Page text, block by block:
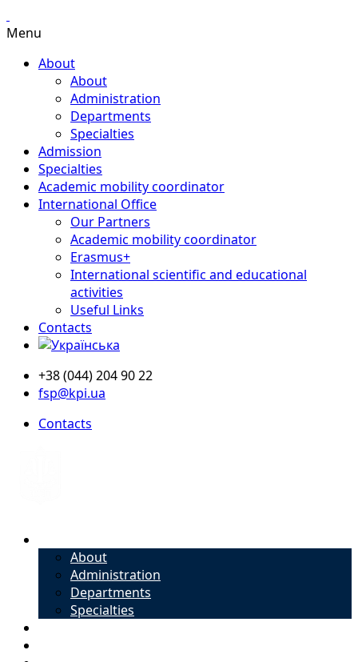
Menu
About
About
Administration
Departments
Specialties
Admission
Specialties
Academic mobility coordinator
International Office
Our Partners
Academic mobility coordinator
Erasmus+
International scientific and educational
activities
Useful Links
Contacts
+38 (044) 204 90 22
fsp@kpi.ua
Contacts
About
Administration
Departments
Specialties